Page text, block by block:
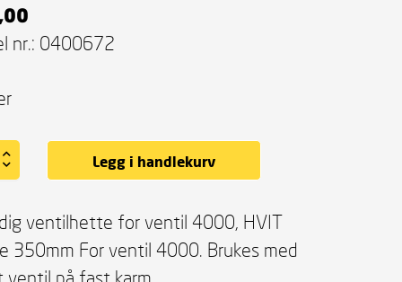
nr.: 0400672
Legg i handlekurv
ventilhette for ventil 4000, HVIT
350mm For ventil 4000. Brukes med